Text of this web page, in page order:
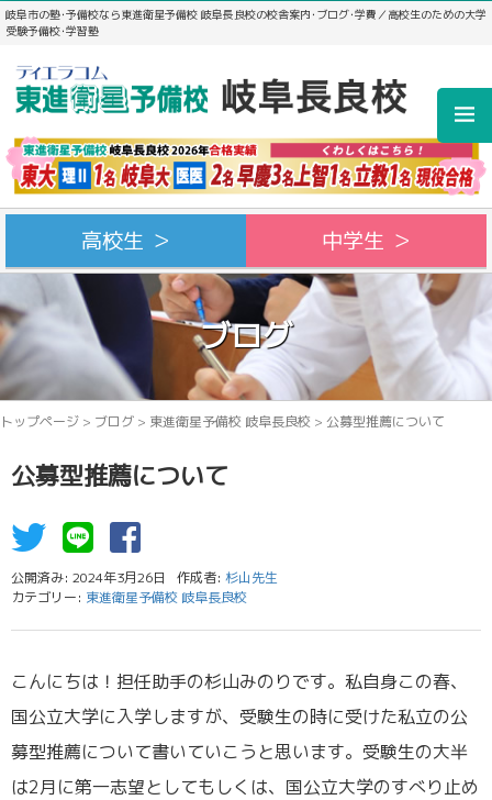
岐阜市の塾･予備校なら東進衛星予備校 岐阜長良校の校舎案内･ブログ･学費／高校生のための大学
受験予備校･学習塾
高校生 ＞ 中学生 ＞
ブログ
トップページ > ブログ > 東進衛星予備校 岐阜長良校 > 公募型推薦について
公募型推薦について
公開済み: 2024年3月26日 作成者: 杉山先生
カテゴリー: 東進衛星予備校 岐阜長良校
こんにちは！担任助手の杉山みのりです。私自身この春、
国公立大学に入学しますが、受験生の時に受けた私立の公
募型推薦について書いていこうと思います。受験生の大半
は2月に第一志望としてもしくは、国公立大学のすべり止め